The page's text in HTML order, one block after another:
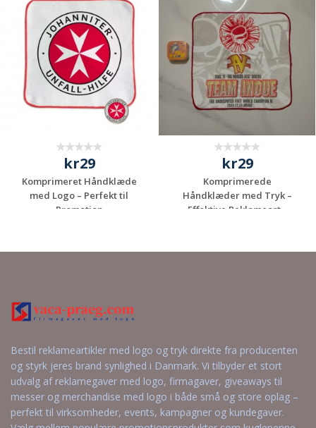
kr29
Komprimeret Håndklæde
med Logo – Perfekt til
Promotion
tilbud
kr29
Komprimerede
Håndklæder med Tryk –
Effektive Reklameart...
tilbud
Bestil reklameartikler med logo og tryk direkte fra producenten
og styrk jeres brand synlighed i Danmark. Vi tilbyder et stort
udvalg af reklamegaver med logo, firmagaver, giveaways til
messer og merchandise med logo i både små og store oplag –
perfekt til virksomheder, events, kampagner og kundegaver.